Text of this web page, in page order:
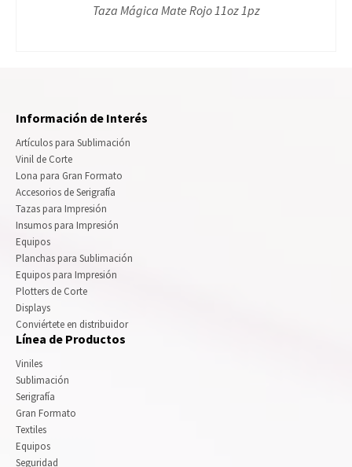
Taza Mágica Mate Rojo 11oz 1pz
Información de Interés
Artículos para Sublimación
Vinil de Corte
Lona para Gran Formato
Accesorios de Serigrafía
Tazas para Impresión
Insumos para Impresión
Equipos
Planchas para Sublimación
Equipos para Impresión
Plotters de Corte
Displays
Conviértete en distribuidor
Línea de Productos
Viniles
Sublimación
Serigrafía
Gran Formato
Textiles
Equipos
Seguridad